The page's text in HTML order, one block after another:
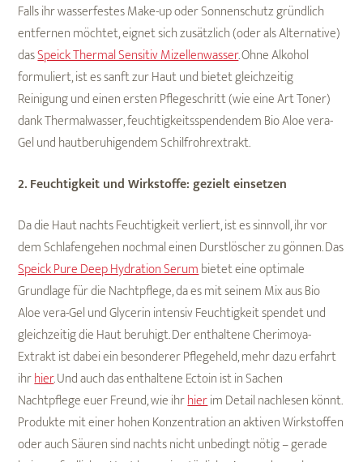
Falls ihr wasserfestes Make-up oder Sonnenschutz gründlich
entfernen möchtet, eignet sich zusätzlich (oder als Alternative)
dasSpeick Thermal Sensitiv Mizellenwasser. Ohne Alkohol
formuliert, ist es sanft zur Haut und bietet gleichzeitig
Reinigung und einen ersten Pflegeschritt (wie eine Art Toner)
dank Thermalwasser, feuchtigkeitsspendendem Bio Aloe vera-
Gel und hautberuhigendem Schilfrohrextrakt.
2. Feuchtigkeit und Wirkstoffe: gezielt einsetzen
Da die Haut nachts Feuchtigkeit verliert, ist es sinnvoll, ihr vor
dem Schlafengehen nochmal einen Durstlöscher zu gönnen. Das
Speick Pure Deep Hydration Serumbietet eine optimale
Grundlage für die Nachtpflege, da es mit seinem Mix aus Bio
Aloe vera-Gel und Glycerin intensiv Feuchtigkeit spendet und
gleichzeitig die Haut beruhigt. Der enthaltene Cherimoya-
Extrakt ist dabei ein besonderer Pflegeheld, mehr dazu erfahrt
ihrhier. Und auch das enthaltene Ectoin ist in Sachen
Nachtpflege euer Freund, wie ihrhierim Detail nachlesen könnt.
Produkte mit einer hohen Konzentration an aktiven Wirkstoffen
oder auch Säuren sind nachts nicht unbedingt nötig – gerade